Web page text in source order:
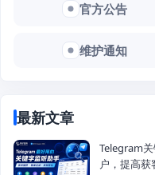
官方公告
维护通知
最新文章
Telegram
户，提高获